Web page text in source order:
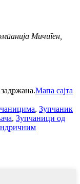
Мичиген,
Мапа сајта
, Зупчаник
, Зупчаници од